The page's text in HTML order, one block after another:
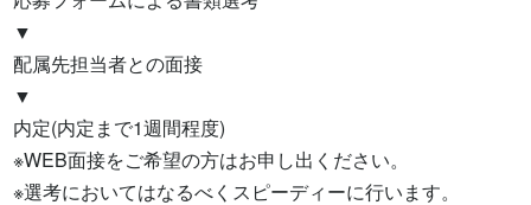
▼
配属先担当者との面接
▼
内定(内定まで1週間程度)
※WEB面接をご希望の方はお申し出ください。
※選考においてはなるべくスピーディーに行います。